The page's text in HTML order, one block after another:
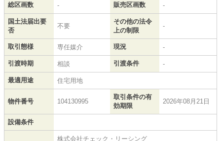
総区画数 - 販売区画数 -
国土法届出要
否
不要
その他の法令
上の制限
-
取引態様 専任媒介 現況 -
引渡時期 相談 引渡条件 -
最適用途 住宅用地
物件番号 104130995
取引条件の有
効期限
2026年08月21日
設備条件
株式会社チェック・リーシング